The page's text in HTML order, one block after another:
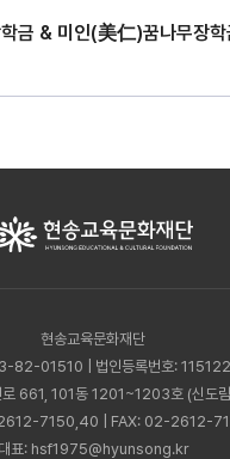
현송교육문화재단
82-01510 | 법인등록번호:
661, 101동 1201~1203호 (신도림
7150,40 | FAX: 02-2612-
대표: hsf1975@hyunsong.kr